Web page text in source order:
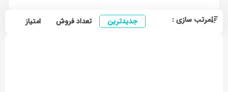
مرتب سازی : جدیدترین تعداد فروش امتیاز